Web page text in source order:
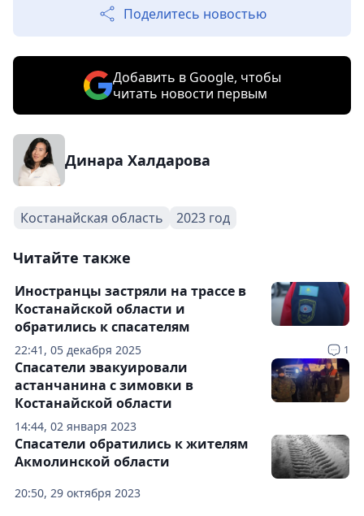
Поделитесь новостью
Добавить в Google, чтобы
читать новости первым
Динара Халдарова
Костанайская область 2023 год
Читайте также
22:41, 05 декабря 2025 1
Иностранцы застряли на трассе в
Костанайской области и
обратились к спасателям
14:44, 02 января 2023
Спасатели эвакуировали
астанчанина с зимовки в
Костанайской области
20:50, 29 октября 2023
Спасатели обратились к жителям
Акмолинской области